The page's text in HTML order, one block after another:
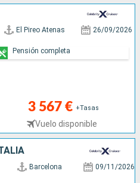
El Pireo Atenas 26/09/2026
3 567 € +Tasas
Vuelo disponible
Pensión completa
Barcelona 09/11/2026